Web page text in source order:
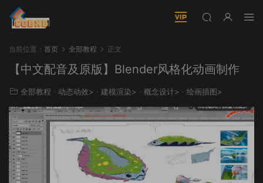
当前位置： 首页 全部教程 正文
【中文配音及原版】Blender风格化动画制作
全部教程 · 动态动效> · 建模渲染> · 概念设计> · 绘画插图>